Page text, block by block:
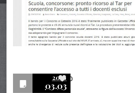
2016
03.03
0